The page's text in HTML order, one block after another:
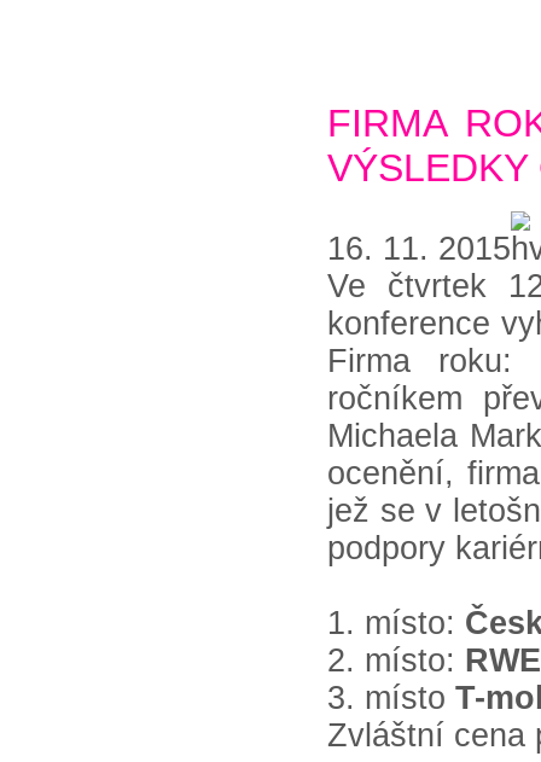
FIRMA
16. 11. 2015
Ve čtvrtek
konference
Firma roku:
ročníkem
Michaela
ocenění,
jež se v
podpory
1. místo:
2. místo:
3. místo T-
Zvláštní cena